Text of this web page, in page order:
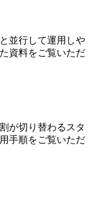
並行して運用しや
資料をご覧いただ
が切り替わるスタ
手順をご覧いただ